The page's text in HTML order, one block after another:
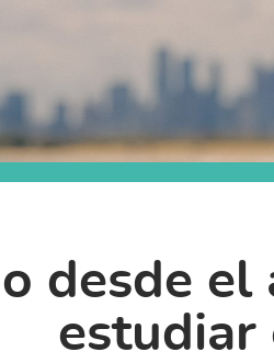
desde el
estudiar